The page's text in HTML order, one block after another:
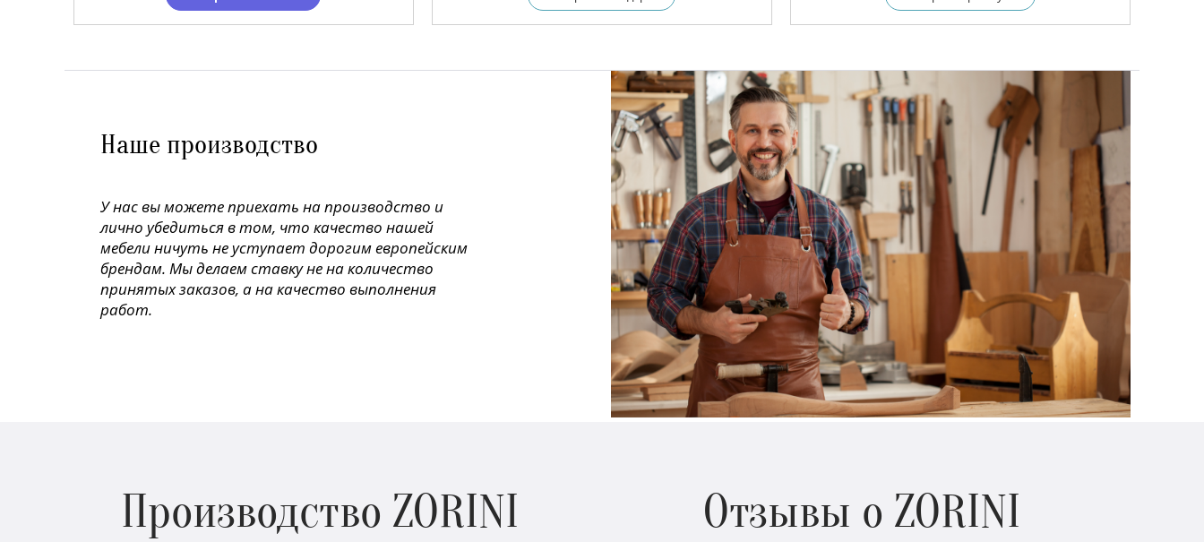
Наше производство
У нас вы можете приехать на производство и
лично убедиться в том, что качество нашей
мебели ничуть не уступает дорогим европейским
брендам. Мы делаем ставку не на количество
принятых заказов, а на качество выполнения
работ.
Производство ZORINI Отзывы о ZORINI